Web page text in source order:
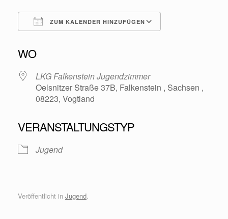
ZUM KALENDER HINZUFÜGEN
WO
LKG Falkenstein Jugendzimmer
Oelsnitzer Straße 37B, Falkenstein , Sachsen ,
08223, Vogtland
VERANSTALTUNGSTYP
Jugend
Veröffentlicht in Jugend.